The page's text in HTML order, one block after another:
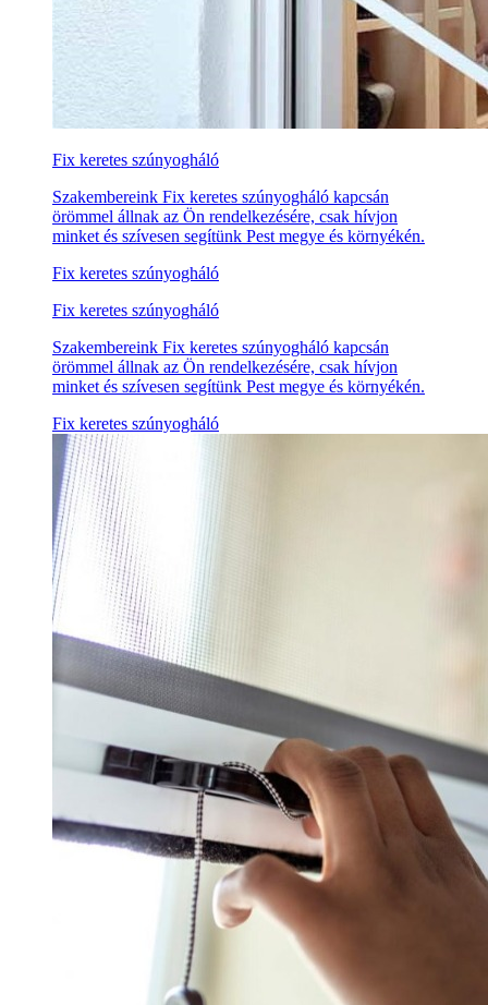
Fix keretes szúnyogháló
Szakembereink Fix keretes szúnyogháló kapcsán
örömmel állnak az Ön rendelkezésére, csak hívjon
minket és szívesen segítünk Pest megye és környékén.
Fix keretes szúnyogháló
Fix keretes szúnyogháló
Szakembereink Fix keretes szúnyogháló kapcsán
örömmel állnak az Ön rendelkezésére, csak hívjon
minket és szívesen segítünk Pest megye és környékén.
Fix keretes szúnyogháló